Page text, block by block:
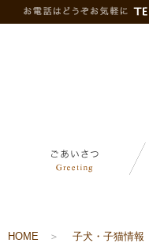
HOME ＞ 子犬・子猫情報